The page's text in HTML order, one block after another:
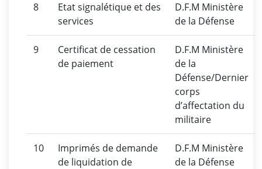
8
Etat signalétique et des
services
D.F.M Ministère
de la Défense
9
Certificat de cessation
de paiement
D.F.M Ministère
de la
Défense/Dernier
corps
d’affectation du
militaire
10
Imprimés de demande
de liquidation de
D.F.M Ministère
de la Défense